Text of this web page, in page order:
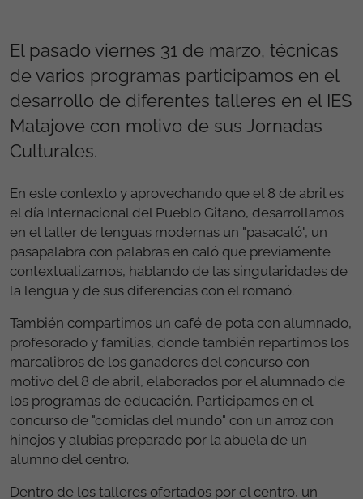
El pasado viernes 31 de marzo, técnicas
de varios programas participamos en el
desarrollo de diferentes talleres en el IES
Matajove con motivo de sus Jornadas
Culturales.
En este contexto y aprovechando que el 8 de abril es
el día Internacional del Pueblo Gitano, desarrollamos
en el taller de lenguas modernas un "pasacaló", un
pasapalabra con palabras en caló que previamente
contextualizamos, hablando de las singularidades de
la lengua y de sus diferencias con el romanó.
También compartimos un café de pota con alumnado,
profesorado y familias, donde también repartimos los
marcalibros de los ganadores del concurso con
motivo del 8 de abril, elaborados por el alumnado de
los programas de educación. Participamos en el
concurso de "comidas del mundo" con un arroz con
hinojos y alubias preparado por la abuela de un
alumno del centro.
Dentro de los talleres ofertados por el centro, un